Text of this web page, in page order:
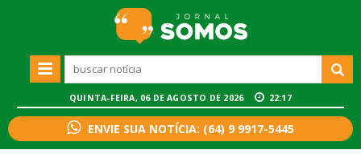
QUINTA-FEIRA, 06 DE AGOSTO DE 2026 22:17
ENVIE SUA NOTÍCIA: (64) 9 9917-5445